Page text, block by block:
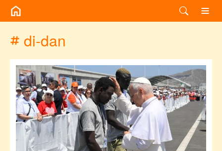
di-dan
/chuyen-de/tag?id=di-dan